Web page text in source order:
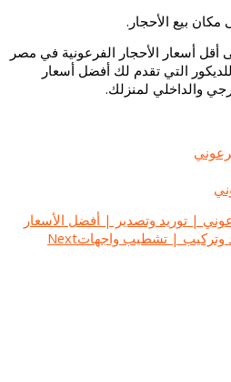
بيع الأحجار.
أسعار الأحجار الفرعونية في مصر
التي تقدم لك أفضل أسعار
والداخلي لمنزلك.
| توريد وتصدير | أفضل الأسعار
وتركيب | تشطيب واجهاتNext